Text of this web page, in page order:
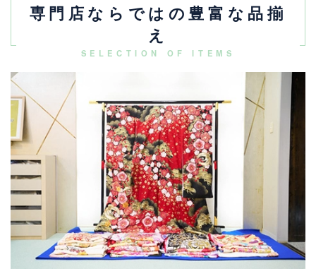
専門店ならではの豊富な品揃
え
SELECTION OF ITEMS